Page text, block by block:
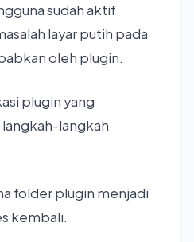
sudah aktif
layar putih pada
oleh plugin.
plugin yang
langkah
folder plugin menjadi
kembali.